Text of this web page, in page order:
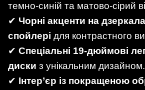
темно-синій та матово-сірий
✔ Чорні акценти на
спойлері для контрастного
✔ Спеціальні 19-дюймові
диски з унікальним дизайном.
✔ Інтер’єр із покращеною